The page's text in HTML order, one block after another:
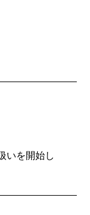
いを開始し